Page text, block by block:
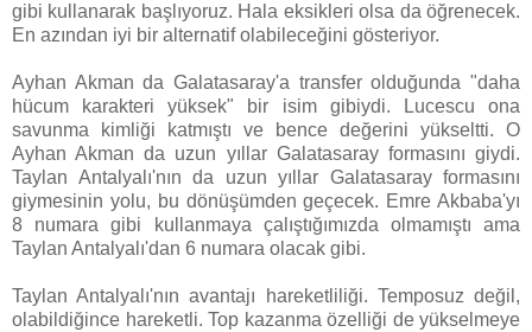
gibi kullanarak başlıyoruz. Hala eksikleri olsa da öğrenecek.
En azından iyi bir alternatif olabileceğini gösteriyor.
Ayhan Akman da Galatasaray'a transfer olduğunda "daha
hücum karakteri yüksek" bir isim gibiydi. Lucescu ona
savunma kimliği katmıştı ve bence değerini yükseltti. O
Ayhan Akman da uzun yıllar Galatasaray formasını giydi.
Taylan Antalyalı'nın da uzun yıllar Galatasaray formasını
giymesinin yolu, bu dönüşümden geçecek. Emre Akbaba'yı
8 numara gibi kullanmaya çalıştığımızda olmamıştı ama
Taylan Antalyalı'dan 6 numara olacak gibi.
Taylan Antalyalı'nın avantajı hareketliliği. Temposuz değil,
olabildiğince hareketli. Top kazanma özelliği de yükselmeye